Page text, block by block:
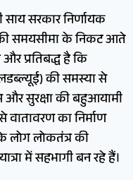
साय सरकार निर्णायक
समयसीमा के निकट आते
प्रतिबद्ध है कि
की समस्या से
और सुरक्षा की बहुआयामी
का निर्माण
लोग लोकतंत्र की
में सहभागी बन रहे हैं।